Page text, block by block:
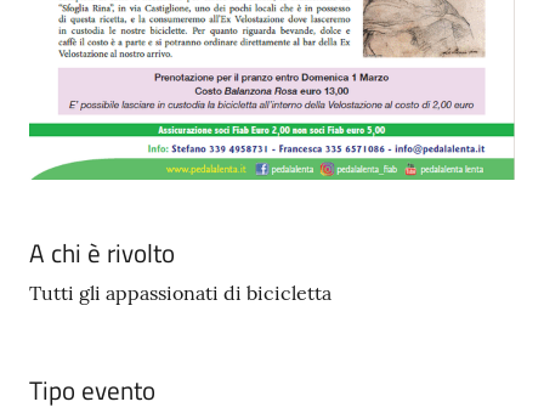
A chi è rivolto
Tutti gli appassionati di bicicletta
Tipo evento